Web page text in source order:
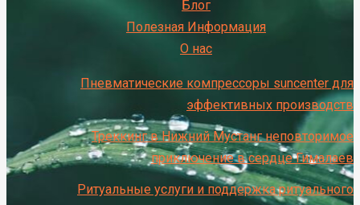
Блог
Полезная Информация
О нас
Пневматические компрессоры suncenter для
эффективных производств
Треккинг в Нижний Мустанг неповторимое
приключение в сердце Гималаев
Ритуальные услуги и поддержка ритуального